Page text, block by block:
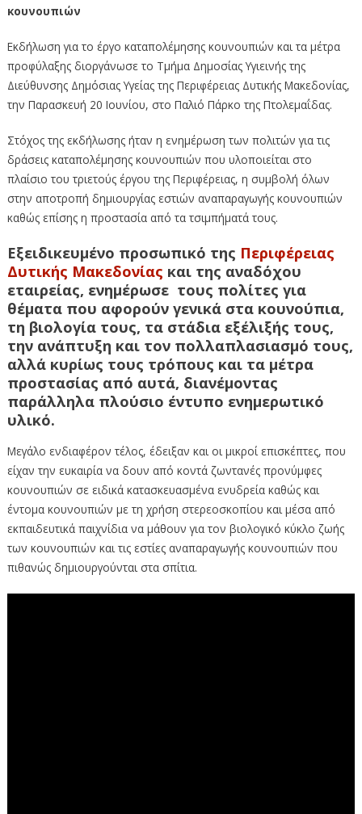
κουνουπιών
Εκδήλωση για το έργο καταπολέμησης κουνουπιών και τα μέτρα
προφύλαξης διοργάνωσε το Τμήμα Δημοσίας Υγιεινής της
Διεύθυνσης Δημόσιας Υγείας της Περιφέρειας Δυτικής Μακεδονίας,
την Παρασκευή 20 Ιουνίου, στο Παλιό Πάρκο της Πτολεμαΐδας.
Στόχος της εκδήλωσης ήταν η ενημέρωση των πολιτών για τις
δράσεις καταπολέμησης κουνουπιών που υλοποιείται στο
πλαίσιο του τριετούς έργου της Περιφέρειας, η συμβολή όλων
στην αποτροπή δημιουργίας εστιών αναπαραγωγής κουνουπιών
καθώς επίσης η προστασία από τα τσιμπήματά τους.
Εξειδικευμένο προσωπικό της Περιφέρειας
Δυτικής Μακεδονίας και της αναδόχου
εταιρείας, ενημέρωσε τους πολίτες για
θέματα που αφορούν γενικά στα κουνούπια,
τη βιολογία τους, τα στάδια εξέλιξής τους,
την ανάπτυξη και τον πολλαπλασιασμό τους,
αλλά κυρίως τους τρόπους και τα μέτρα
προστασίας από αυτά, διανέμοντας
παράλληλα πλούσιο έντυπο ενημερωτικό
υλικό.
Μεγάλο ενδιαφέρον τέλος, έδειξαν και οι μικροί επισκέπτες, που
είχαν την ευκαιρία να δουν από κοντά ζωντανές προνύμφες
κουνουπιών σε ειδικά κατασκευασμένα ενυδρεία καθώς και
έντομα κουνουπιών με τη χρήση στερεοσκοπίου και μέσα από
εκπαιδευτικά παιχνίδια να μάθουν για τον βιολογικό κύκλο ζωής
των κουνουπιών και τις εστίες αναπαραγωγής κουνουπιών που
πιθανώς δημιουργούνται στα σπίτια.